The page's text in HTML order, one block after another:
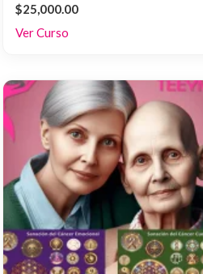
$25,000.00
Ver Curso